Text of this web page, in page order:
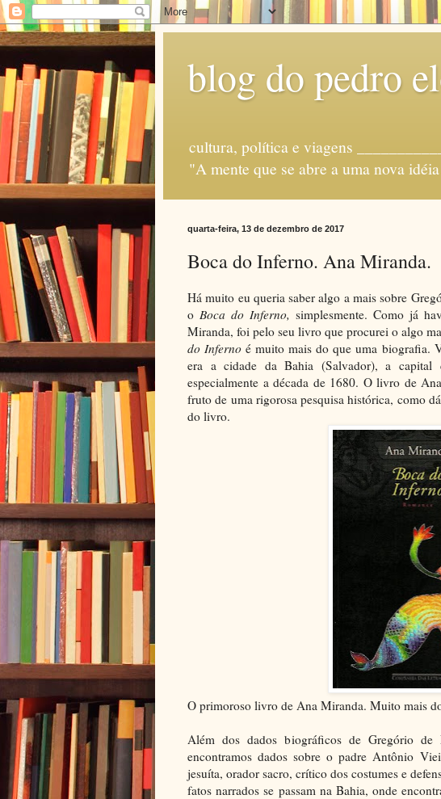
blog do pedro
cultura, política e viagens
"A mente que se abre a uma nova
quarta-feira, 13 de dezembro de 2017
Boca do Inferno. Ana Miranda.
Há muito eu queria saber algo a mais sobre
o Boca do Inferno, simplesmente. Como já
Miranda, foi pelo seu livro que procurei o algo
do Infernoé muito mais do que uma biografia.
era a cidade da Bahia (Salvador), a
especialmente a década de 1680. O livro de
fruto de uma rigorosa pesquisa histórica, como
do livro.
O primoroso livro de Ana Miranda. Muito mais
Além dos dados biográficos de Gregório
encontramos dados sobre o padre Antônio
jesuíta, orador sacro, crítico dos costumes e
fatos narrados se passam na Bahia, onde